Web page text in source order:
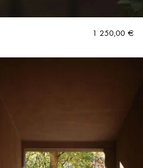
1 250,00 €